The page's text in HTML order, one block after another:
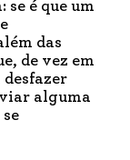
se é que um
das
de vez em
desfazer
alguma